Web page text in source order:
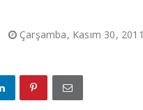
Çarşamba, Kasım 30, 2011